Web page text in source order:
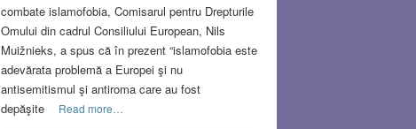
combate islamofobia, Comisarul pentru Drepturile
Omului din cadrul Consiliului European, Nils
Muižnieks, a spus că în prezent “islamofobia este
adevărata problemă a Europei şi nu
antisemitismul şi antiroma care au fost
depăşite
Read more…